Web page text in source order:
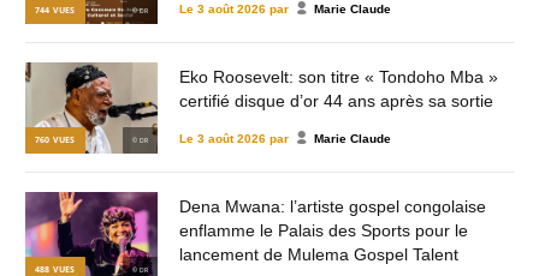
744 VUES © DR Le 3 août 2026 par Marie Claude
760 VUES © DR
Eko Roosevelt: son titre « Tondoho Mba »
certifié disque d’or 44 ans après sa sortie
Le 3 août 2026 par Marie Claude
488 VUES © DR
Dena Mwana: l’artiste gospel congolaise
enflamme le Palais des Sports pour le
lancement de Mulema Gospel Talent